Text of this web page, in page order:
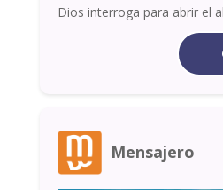
Dios interroga para abrir el
Mensajero